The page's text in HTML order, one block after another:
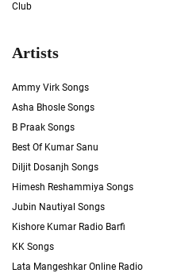
Club
Artists
Ammy Virk Songs
Asha Bhosle Songs
B Praak Songs
Best Of Kumar Sanu
Diljit Dosanjh Songs
Himesh Reshammiya Songs
Jubin Nautiyal Songs
Kishore Kumar Radio Barfi
KK Songs
Lata Mangeshkar Online Radio